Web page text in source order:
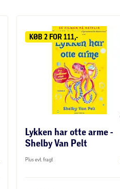
KØB 2 FOR 111,-
Lykken har otte arme -
Shelby Van Pelt
Plus evt. fragt